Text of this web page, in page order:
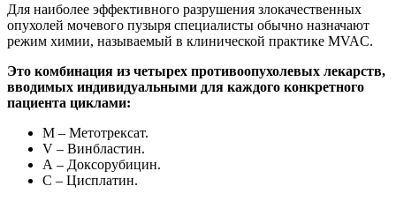
Для наиболее эффективного разрушения злокачественных
опухолей мочевого пузыря специалисты обычно назначают
режим химии, называемый в клинической практике MVAC.
Это комбинация из четырех противоопухолевых лекарств,
вводимых индивидуальными для каждого конкретного
пациента циклами:
М – Метотрексат.
V – Винбластин.
А – Доксорубицин.
С – Цисплатин.